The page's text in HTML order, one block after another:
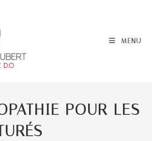
MENU
POUR LES